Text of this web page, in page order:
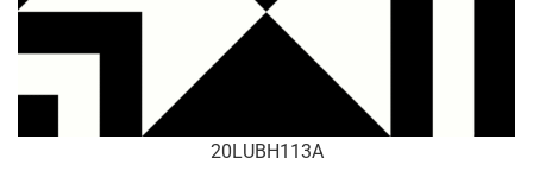
20LUBH113A